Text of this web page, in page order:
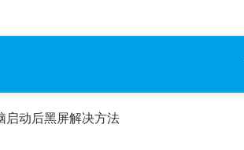
启动后黑屏解决方法